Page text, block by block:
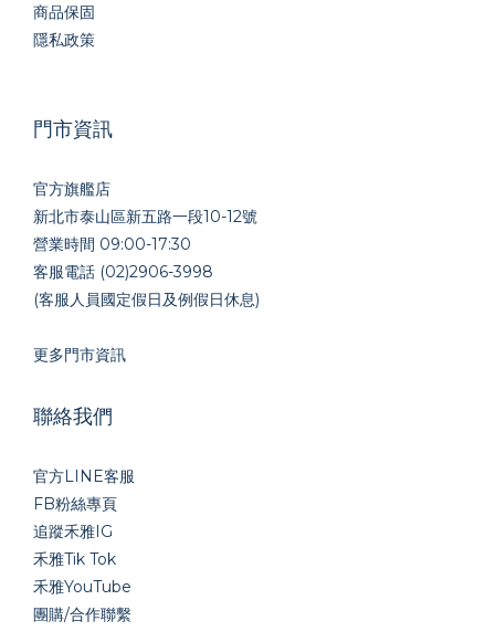
商品保固
隱私政策
門市資訊
官方旗艦店
新北市泰山區新五路一段10-12號
營業時間 09:00-17:30
客服電話 (02)2906-3998
(客服人員國定假日及例假日休息)
更多門市資訊
聯絡我們
官方LINE客服
FB粉絲專頁
追蹤禾雅IG
禾雅Tik Tok
禾雅YouTube
團購/合作聯繫